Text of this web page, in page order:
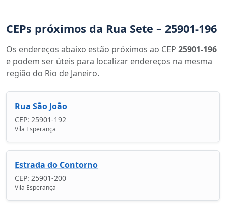
CEPs próximos da Rua Sete – 25901-196
Os endereços abaixo estão próximos ao CEP 25901-196
e podem ser úteis para localizar endereços na mesma
região do Rio de Janeiro.
Rua São João
CEP: 25901-192
Vila Esperança
Estrada do Contorno
CEP: 25901-200
Vila Esperança